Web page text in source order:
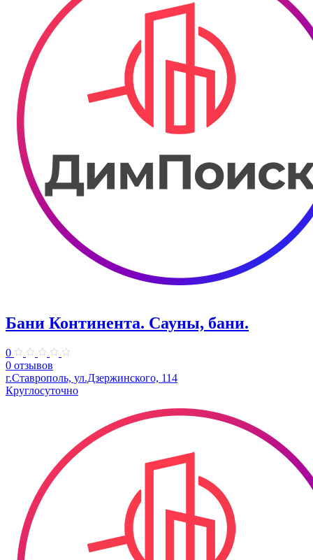
Бани Континента. Сауны, бани.
0
0 отзывов
г.Ставрополь, ул.Дзержинского, 114
Круглосуточно